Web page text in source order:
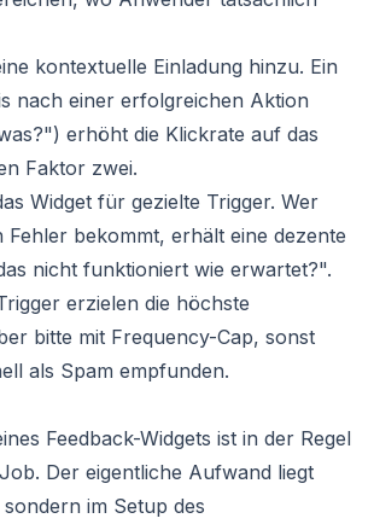
kontextuelle Einladung hinzu. Ein
nach einer erfolgreichen Aktion
erhöht die Klickrate auf das
Faktor zwei.
Widget für gezielte Trigger. Wer
Fehler bekommt, erhält eine dezente
nicht funktioniert wie erwartet?".
erzielen die höchste
bitte mit Frequency-Cap, sonst
als Spam empfunden.
Feedback-Widgets ist in der Regel
Der eigentliche Aufwand liegt
im Setup des